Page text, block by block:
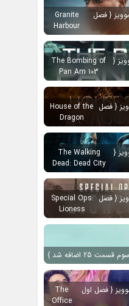
موویز { فصل
Granite
Harbour
موویز {
The Bombing of
Pan Am 103
موویز { فصل House of the
Dragon
موویز {
The Walking
Dead: Dead City
موویز { فصل Special Ops:
Lioness
25 اضافه شد }
تاینی موویز { فصل اول
The
Office